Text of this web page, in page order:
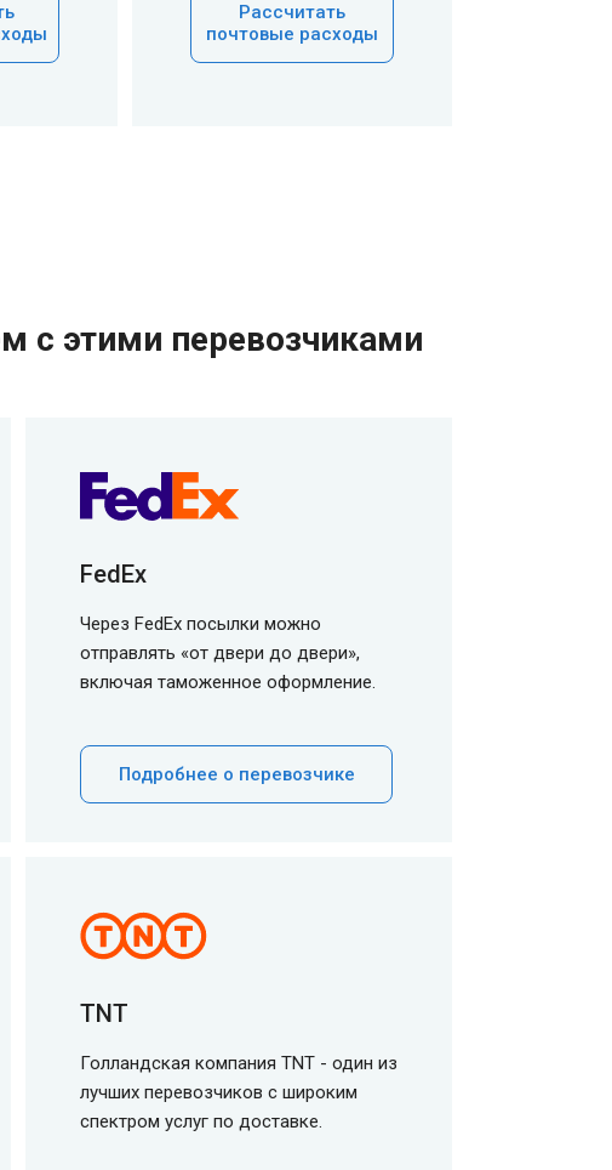
Рассчитать
почтовые расходы
с этими перевозчиками
FedEx
Через FedEx посылки можно
отправлять «от двери до двери»,
включая таможенное оформление.
Подробнее о перевозчике
TNT
Голландская компания TNT - один из
лучших перевозчиков с широким
спектром услуг по доставке.